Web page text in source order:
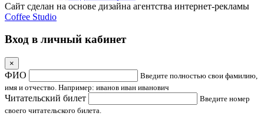
Сайт сделан на основе дизайна агентства интернет-рекламы
Coffee Studio
Вход в личный кабинет
×
ФИО
Введите полностью свои фамилию,
имя и отчество. Например: иванов иван иванович
Читательский билет
Введите номер
своего читательского билета.